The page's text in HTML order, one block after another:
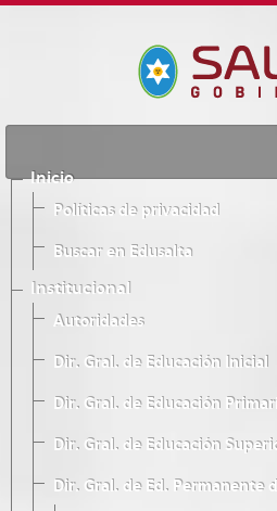
Inicio
Políticas de privacidad
Buscar en Edusalta
Institucional
Autoridades
Dir. Gral. de Educación Inicial
Dir. Gral. de Educación
Dir. Gral. de Educación
Dir. Gral. de Ed. Permanente